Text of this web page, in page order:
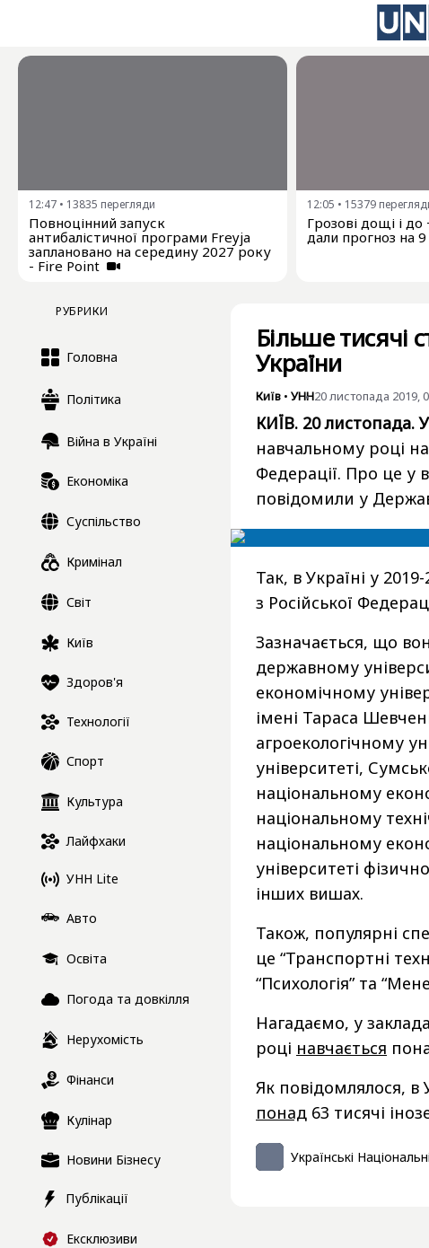
12:47 • 13835 перегляди
Повноцінний запуск
антибалістичної програми Freyja
заплановано на середину 2027 року
- Fire Point
12:05 • 15379
Грозові дощі і
дали прогноз на
РУБРИКИ
Головна
Політика
Війна в Україні
Економіка
Суспільство
Кримінал
Світ
Київ
Здоров'я
Технології
Спорт
Культура
Лайфхаки
УНН Lite
Авто
Освіта
Погода та довкілля
Нерухомість
Фінанси
Кулінар
Новини Бізнесу
Публікації
Ексклюзиви
Більше тисячі
України
Київ • УНН20 листопада 2019,
КИЇВ. 20 листопада.
навчальному році
Федерації. Про це у
повідомили у
Так, в Україні у
з Російської
Зазначається, що
державному
економічному
імені Тараса
агроекологічному
університеті,
національному
національному
національному
університеті
інших вишах.
Також, популярні
це “Транспортні
“Психологія” та
Нагадаємо, у
році навчається
Як повідомлялося, в
понад 63 тисячі
Українські